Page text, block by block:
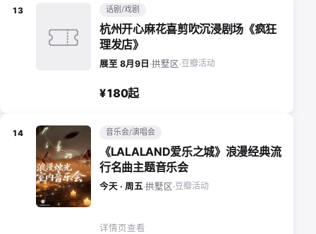
13 话剧/戏剧
杭州开心麻花喜剪吹沉浸剧场《疯狂
理发店》
展至 8月9日 ·拱墅区·豆瓣活动
¥180起
14 音乐会/演唱会
《LALALAND爱乐之城》浪漫经典流
行名曲主题音乐会
今天 · 周五·拱墅区·豆瓣活动
详情页查看